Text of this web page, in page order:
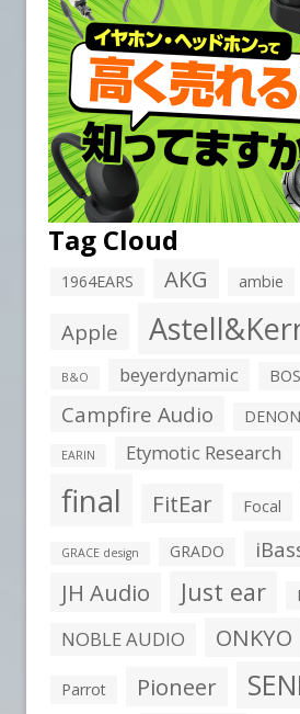
Tag Cloud
1964EARS AKG ambie
Apple
B&O beyerdynamic
Campfire Audio DENON
EARIN Etymotic Research
final FitEar Focal
GRACE design GRADO
JH Audio Just ear
NOBLE AUDIO ONKYO
Parrot Pioneer